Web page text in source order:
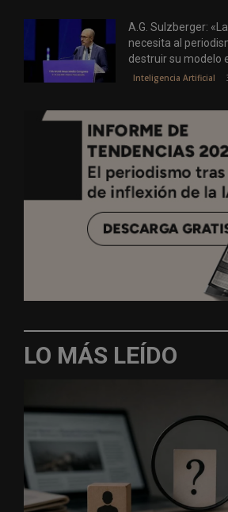
A.G. Sulzberger:
necesita al
destruir su modelo
Inteligencia Artificial
LO MÁS LEÍDO